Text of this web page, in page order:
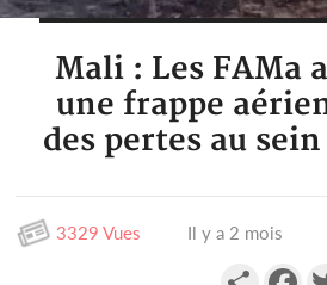
Mali : Les FAMa
une frappe
des pertes au sein
3329 Vues Il y a 2 mois